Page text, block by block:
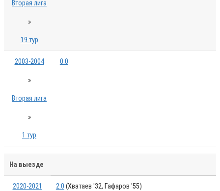
Вторая лига
»
19 тур
2003-2004
»
Вторая лига
»
1 тур
0:0
На выезде
2020-2021 2:0 (Хватаев '32, Гафаров '55)